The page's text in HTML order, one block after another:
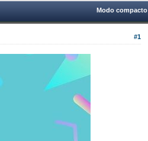
Modo compacto
#1